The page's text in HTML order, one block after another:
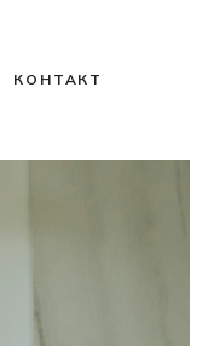
КОНТАКТ